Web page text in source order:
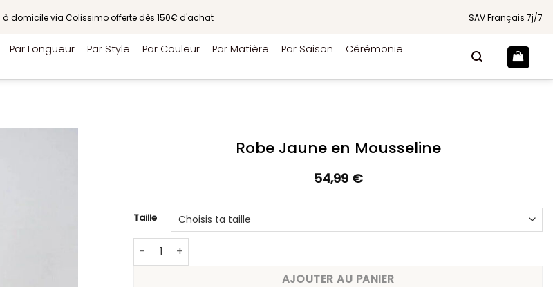
à domicile via Colissimo offerte dès 150€ d'achat SAV Français 7j/7
Par Longueur Par Style Par Couleur Par Matière Par Saison Cérémonie
Robe Jaune en Mousseline
54,99 €
Taille
quantité de Robe Jaune en Mousseline
AJOUTER AU PANIER